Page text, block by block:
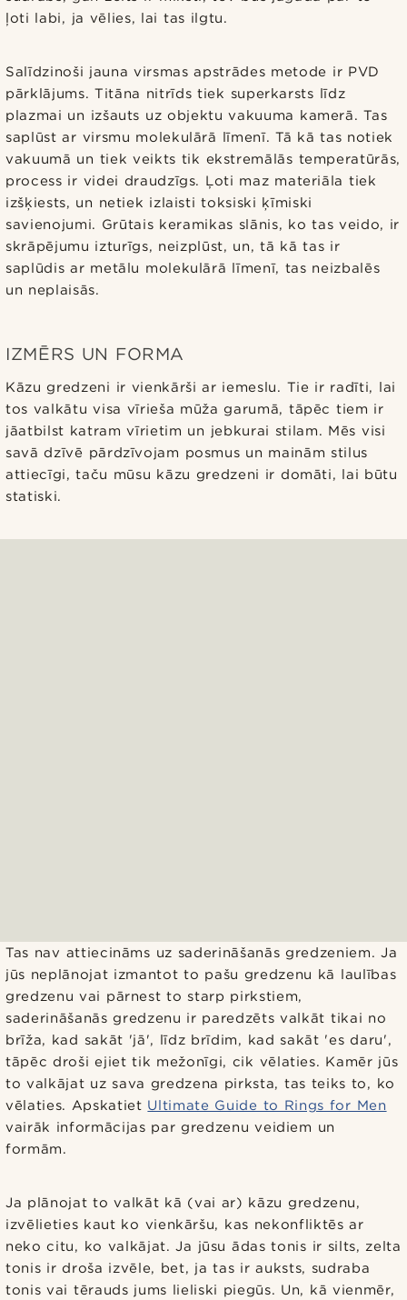
ļoti labi, ja vēlies, lai tas ilgtu.
Salīdzinoši jauna virsmas apstrādes metode ir PVD
pārklājums. Titāna nitrīds tiek superkarsts līdz
plazmai un izšauts uz objektu vakuuma kamerā. Tas
saplūst ar virsmu molekulārā līmenī. Tā kā tas notiek
vakuumā un tiek veikts tik ekstremālās temperatūrās,
process ir videi draudzīgs. Ļoti maz materiāla tiek
izšķiests, un netiek izlaisti toksiski ķīmiski
savienojumi. Grūtais keramikas slānis, ko tas veido, ir
skrāpējumu izturīgs, neizplūst, un, tā kā tas ir
saplūdis ar metālu molekulārā līmenī, tas neizbalēs
un neplaisās.
IZMĒRS UN FORMA
Kāzu gredzeni ir vienkārši ar iemeslu. Tie ir radīti, lai
tos valkātu visa vīrieša mūža garumā, tāpēc tiem ir
jāatbilst katram vīrietim un jebkurai stilam. Mēs visi
savā dzīvē pārdzīvojam posmus un mainām stilus
attiecīgi, taču mūsu kāzu gredzeni ir domāti, lai būtu
statiski.
Tas nav attiecināms uz saderināšanās gredzeniem. Ja
jūs neplānojat izmantot to pašu gredzenu kā laulības
gredzenu vai pārnest to starp pirkstiem,
saderināšanās gredzenu ir paredzēts valkāt tikai no
brīža, kad sakāt 'jā', līdz brīdim, kad sakāt 'es daru',
tāpēc droši ejiet tik mežonīgi, cik vēlaties. Kamēr jūs
to valkājat uz sava gredzena pirksta, tas teiks to, ko
vēlaties. Apskatiet Ultimate Guide to Rings for Men
vairāk informācijas par gredzenu veidiem un
formām.
Ja plānojat to valkāt kā (vai ar) kāzu gredzenu,
izvēlieties kaut ko vienkāršu, kas nekonfliktēs ar
neko citu, ko valkājat. Ja jūsu ādas tonis ir silts, zelta
tonis ir droša izvēle, bet, ja tas ir auksts, sudraba
tonis vai tērauds jums lieliski piegūs. Un, kā vienmēr,